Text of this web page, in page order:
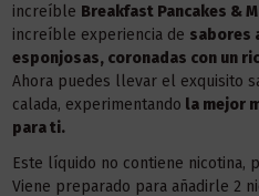
increíble Breakfast Pancakes &
increíble experiencia de sabores
esponjosas, coronadas con un
Ahora puedes llevar el exquisito
calada, experimentando la mejor
para ti.
Este líquido no contiene nicotina,
Viene preparado para añadirle 2